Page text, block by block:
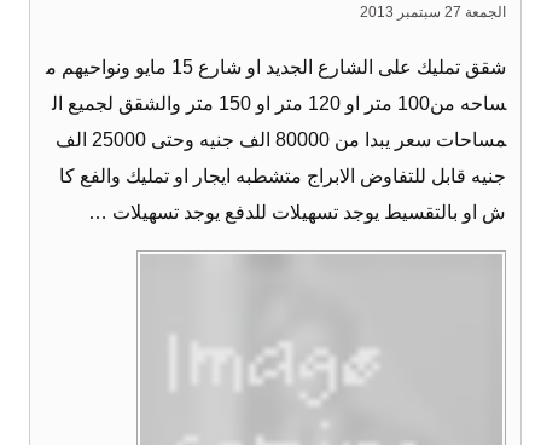
الجمعة 27 سبتمبر 2013
شقق تمليك على الشارع الجديد او شارع 15 مايو ونواحيهم م
ساحه من100 متر او 120 متر او 150 متر والشقق لجميع ال
مساحات سعر يبدا من 80000 الف جنيه وحتى 25000 الف
جنيه قابل للتفاوض الابراج متشطبه ايجار او تمليك والفع كا
ش او بالتقسيط يوجد تسهيلات للدفع يوجد تسهيلات …